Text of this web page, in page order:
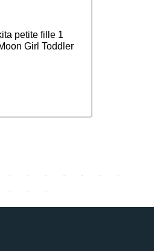
petite fille 1
Girl Toddler